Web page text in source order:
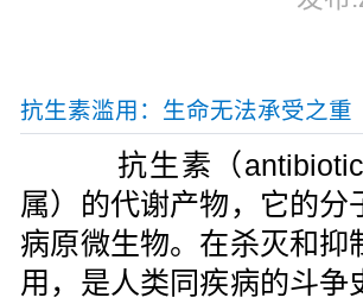
抗生素滥用：生命无法承受之重
抗生素（
属）的代谢产物，它的
病原微生物。在杀灭和
用，是人类同疾病的斗